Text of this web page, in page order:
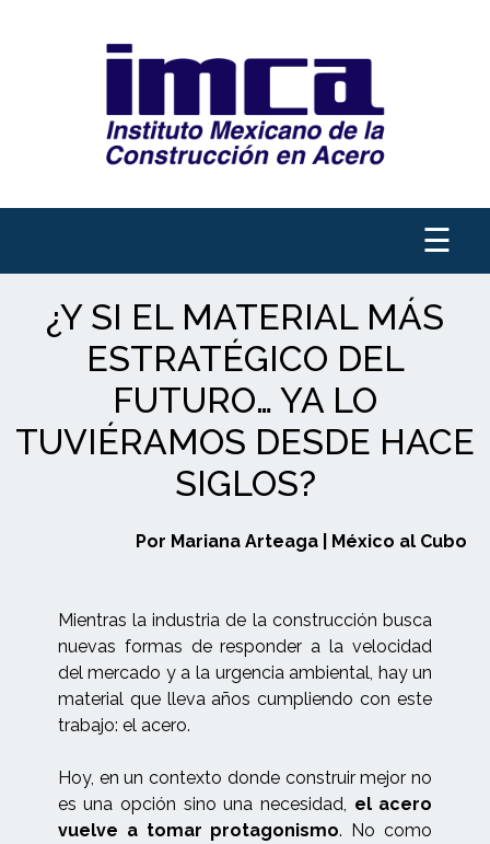
☰
¿Y SI EL MATERIAL MÁS
ESTRATÉGICO DEL
FUTURO… YA LO
TUVIÉRAMOS DESDE HACE
SIGLOS?
Por Mariana Arteaga | México al Cubo
Mientras la industria de la construcción busca
nuevas formas de responder a la velocidad
del mercado y a la urgencia ambiental, hay un
material que lleva años cumpliendo con este
trabajo: el acero.
Hoy, en un contexto donde construir mejor no
es una opción sino una necesidad, el acero
vuelve a tomar protagonismo. No como